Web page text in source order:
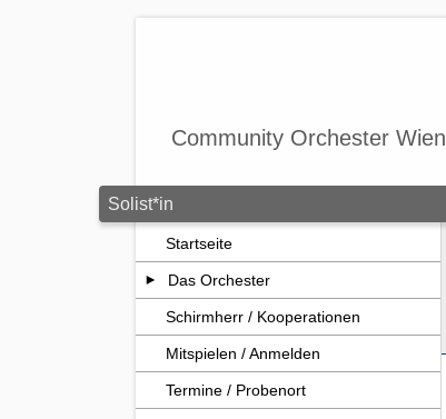
Community Orchester Wien
Solist*in
Startseite
Das Orchester
Schirmherr / Kooperationen
Mitspielen / Anmelden
Termine / Probenort